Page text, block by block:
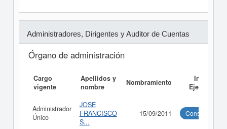
Administradores, Dirigentes y Auditor de Cuentas
Órgano de administración
Cargo
vigente
Apellidos y
nombre
Nombramiento
Informe
Ejecutivo
Administrador
Único
JOSE
FRANCISCO
S...
15/09/2011 Consultar